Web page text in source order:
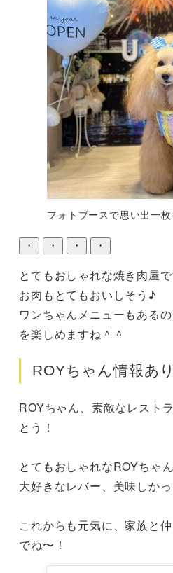
フォトブースで思い出一
・ ・ ・ ・
とてもおしゃれな焼き肉屋で
お肉もとてもおいしそう♪
ワンちゃんメニューもある
を楽しめますね＾＾
ROYちゃん情報あ
ROYちゃん、素敵なレスト
とう！
とてもおしゃれなROYちゃん
大好きなレバー、美味しか
これからも元気に、家族と
でね〜！